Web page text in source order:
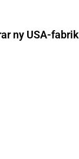
ny USA-fabrik